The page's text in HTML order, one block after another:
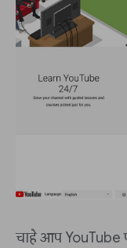
चाहे आप YouTube